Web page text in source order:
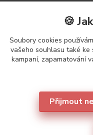
Také doporučujeme
🍪
Soubory cookies
vašeho souhlasu také
kampaní, zapamatování
Přijmout